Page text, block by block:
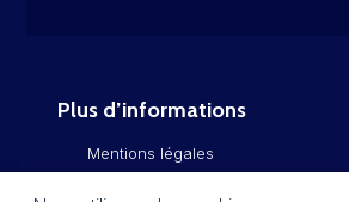
Plus d’informations
Mentions légales
Politique de confidentialité